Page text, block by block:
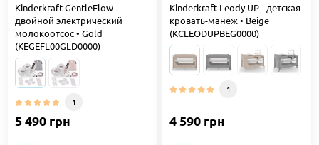
Kinderkraft GentleFlow -
двойной электрический
молокоотсос • Gold
(KEGEFL00GLD0000)
1
5 490 грн
Kinderkraft Leody UP - детская
кровать-манеж • Beige
(KCLEODUPBEG0000)
1
4 590 грн